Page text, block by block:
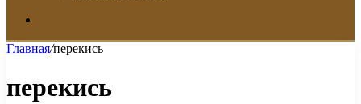
Главная/перекись
перекись